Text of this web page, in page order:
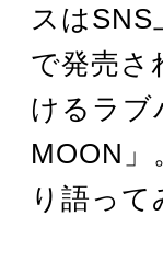
スは
で発売さ
けるラブ
MOON
り語って